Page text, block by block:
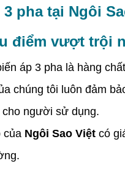
3 pha tại Ngôi
điểm vượt trội
áp 3 pha là hàng
chúng tôi luôn đảm
cho người sử dụng.
Ngôi Sao Việt có